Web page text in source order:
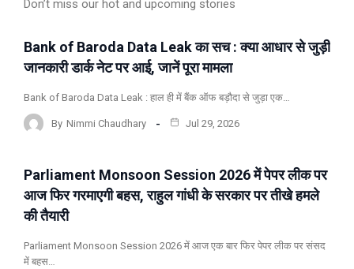
Don’t miss our hot and upcoming stories
ताजा खबर बिज़नेस मुख्य समाचार
Bank of Baroda Data Leak का सच : क्या आधार से जुड़ी
जानकारी डार्क नेट पर आई, जानें पूरा मामला
Bank of Baroda Data Leak : हाल ही में बैंक ऑफ बड़ौदा से जुड़ा एक…
By Nimmi Chaudhary Jul 29, 2026
ताजा खबर मुख्य समाचार समाचार
Parliament Monsoon Session 2026 में पेपर लीक पर
आज फिर गरमाएगी बहस, राहुल गांधी के सरकार पर तीखे हमले
की तैयारी
Parliament Monsoon Session 2026 में आज एक बार फिर पेपर लीक पर संसद
में बहस…